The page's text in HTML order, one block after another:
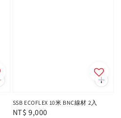
SSB ECOFLEX 10米 BNC線材 2入
Regular
NT$ 9,000